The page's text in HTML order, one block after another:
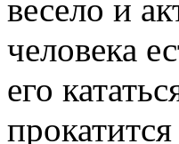
весело и
человека
его